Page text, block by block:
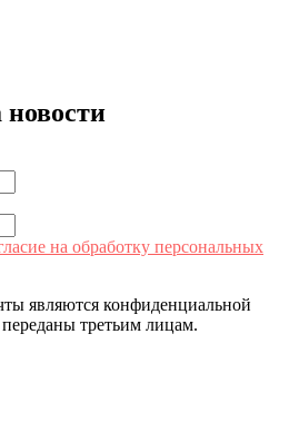
на обработку персональных
являются конфиденциальной
третьим лицам.